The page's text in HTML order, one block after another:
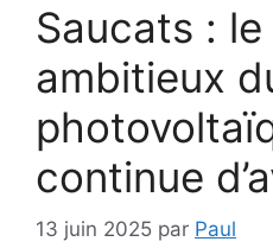
Saucats :
ambitieux
continue
13 juin 2025 par Paul